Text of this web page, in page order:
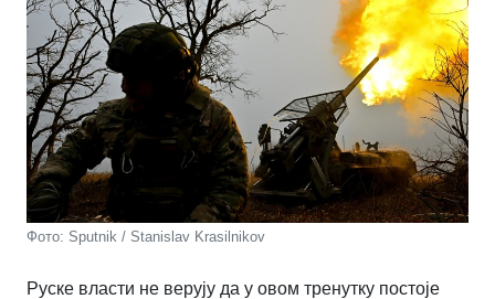
Фото: Sputnik / Stanislav Krasilnikov
Руске власти не верују да у овом тренутку постоје